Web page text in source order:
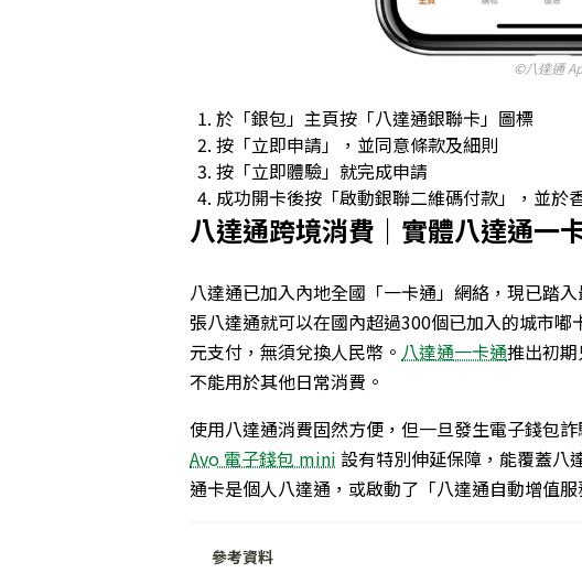
©八達通
於「銀包」主頁按「八達通銀聯卡」圖標
按「立即申請」，並同意條款及細則
按「立即體驗」就完成申請
成功開卡後按「啟動銀聯二維碼付款」，並於
八達通跨境消費｜ 實體八達通一
八達通已加入內地全國「一卡通」網絡， 現已踏
張八達通就可以在國內超過300個已加入的城市
元支付，無須兌換人民幣。 八達通一卡通推出初
不能用於其他日常消費。
使用八達通消費固然方便，但一旦發生電子錢包
Avo 電子錢包 mini 設有特別伸延保障，能覆蓋八
通卡是個人八達通，或啟動了「八達通自動增值服
參考資料